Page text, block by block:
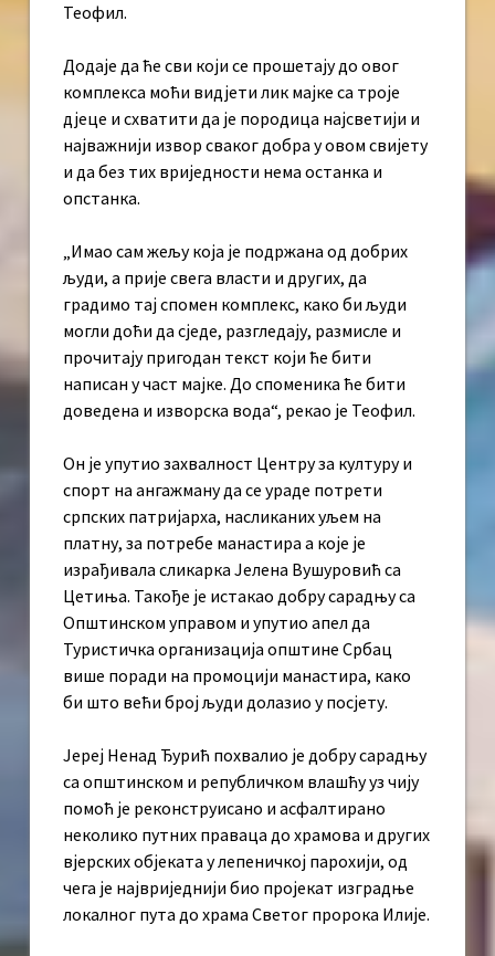
Теофил.
Додаје да ће сви који се прошетају до овог
комплекса моћи видјети лик мајке са троје
дјеце и схватити да је породица најсветији и
најважнији извор сваког добра у овом свијету
и да без тих вриједности нема останка и
опстанка.
„Имао сам жељу која је подржана од добрих
људи, а прије свега власти и других, да
градимо тај спомен комплекс, како би људи
могли доћи да сједе, разгледају, размисле и
прочитају пригодан текст који ће бити
написан у част мајке. До споменика ће бити
доведена и изворска вода“, рекао је Теофил.
Он је упутио захвалност Центру за културу и
спорт на ангажману да се ураде потрети
српских патријарха, насликаних уљем на
платну, за потребе манастира а које је
израђивала сликарка Јелена Вушуровић са
Цетиња. Такође је истакао добру сарадњу са
Општинском управом и упутио апел да
Туристичка организација општине Србац
више поради на промоцији манастира, како
би што већи број људи долазио у посјету.
Јереј Ненад Ђурић похвалио је добру сарадњу
са општинском и републичком влашћу уз чију
помоћ је реконструисано и асфалтирано
неколико путних праваца до храмова и других
вјерских објеката у лепеничкој парохији, од
чега је највриједнији био пројекат изградње
локалног пута до храма Светог пророка Илије.